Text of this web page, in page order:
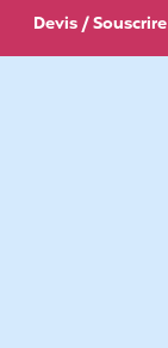
Devis / Souscrire